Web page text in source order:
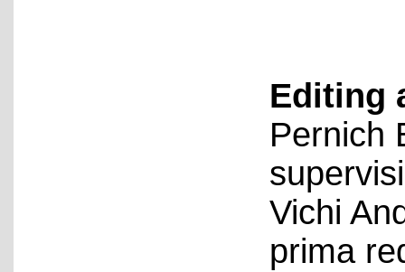
Editing
Pernich
Vichi
prima